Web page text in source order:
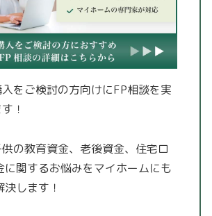
をご検討の方向けにFP相談を実
！
の教育資金、老後資金、住宅ロ
に関するお悩みをマイホームにも
します！